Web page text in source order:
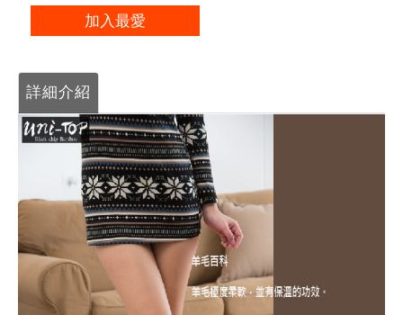
加入最愛
詳細介紹